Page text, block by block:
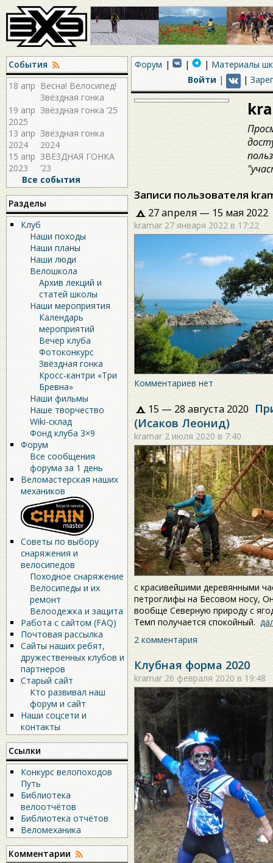
События
18 апр Весна! Велосипед!
Звёздная гонка
2026!
19 апр
2025
Звёздная гонка ’25
13 апр
2024
Звёздная гонка
2024
15 апр
2023
ЗВЕЗДНАЯ ГОНКА
’23
Все события
Разделы
Клуб
Наши походы
Наши планы
Наши люди
Велошкола
Архив лекций и
статей школы
Наши мероприятия
Календарь
мероприятий
Вечер клуба
Фотоконкурс
Звёздная гонка
Кросс-кантри «Три
Бревна»
Наши фильмы
Наше творчество
Wiki-склад
Фонд клуба 3×9
Форум
Все сообщения
форума за 1 день
Веломастерская наших
механиков
Советы по выбору
снаряжения и
велосипедов
Походное снаряжение
Велосипеды и их
ремонт
Велоодежка и защита
Работа с сайтом (FAQ)
Почтовая рассылка
Сайты наших ребят,
дружественных клубов и
партнеров
Старый сайт
Кто развивал наш
форум и сайт
Наши соцсети и
контакты
Ссылки
Конкурс велопоходов
Путь
Библиотека
велоотчётов
Библиотека отчётов
Веломеханика
Комментарии
Форум
Материалы
Войти | |
Записи пользователя
27 апреля — 15 мая 2022
kramar 27 января 2022 в 17:22
Комментариев нет
15 — 28 августа 2020
(Исаков Леонид)
kramar 2 июля 2020 в 7:40
с красивейшими деревянными
петроглифы на Бесовом носу,
вообще Северную природу с
Темп получается спокойный.
2 комментария
Клубная форма 2020
kramar 26 февраля 2020 в 19:48